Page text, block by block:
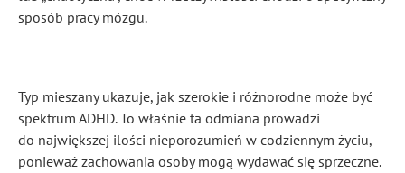
sposób pracy mózgu.
Typ mieszany ukazuje, jak szerokie i różnorodne może być
spektrum ADHD. To właśnie ta odmiana prowadzi
do największej ilości nieporozumień w codziennym życiu,
ponieważ zachowania osoby mogą wydawać się sprzeczne.